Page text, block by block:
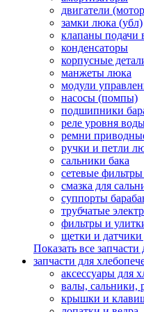
двигатели
замки люка (убл)
клапаны подачи
конденсаторы
корпусные
манжеты люка
модули
насосы (помпы)
подшипники
реле уровня
ремни
ручки и петли
сальники бака
сетевые
смазка для
суппорты
трубчатые
фильтры и
щетки и датчики
Показать все
запчасти для
аксессуары для
валы, сальники,
крышки и